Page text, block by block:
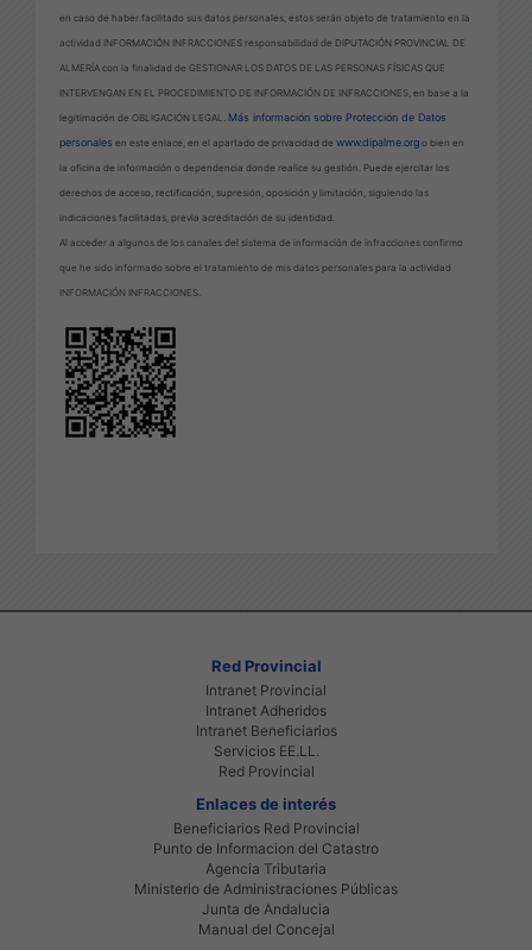
en caso de haber facilitado sus datos personales, estos serán objeto de tratamiento en la
actividad INFORMACIÓN INFRACCIONES responsabilidad de DIPUTACIÓN PROVINCIAL DE
ALMERÍA con la finalidad de GESTIONAR LOS DATOS DE LAS PERSONAS FÍSICAS QUE
INTERVENGAN EN EL PROCEDIMIENTO DE INFORMACIÓN DE INFRACCIONES, en base a la
legitimación de OBLIGACIÓN LEGAL. Más información sobre Protección de Datos
personales en este enlace, en el apartado de privacidad de www.dipalme.org o bien en
la oficina de información o dependencia donde realice su gestión. Puede ejercitar los
derechos de acceso, rectificación, supresión, oposición y limitación, siguiendo las
indicaciones facilitadas, previa acreditación de su identidad.
Al acceder a algunos de los canales del sistema de información de infracciones confirmo
que he sido informado sobre el tratamiento de mis datos personales para la actividad
INFORMACIÓN INFRACCIONES.
Red Provincial
Intranet Provincial
Intranet Adheridos
Intranet Beneficiarios
Servicios EE.LL.
Red Provincial
Enlaces de interés
Beneficiarios Red Provincial
Punto de Informacion del Catastro
Agencia Tributaria
Ministerio de Administraciones Públicas
Junta de Andalucia
Manual del Concejal